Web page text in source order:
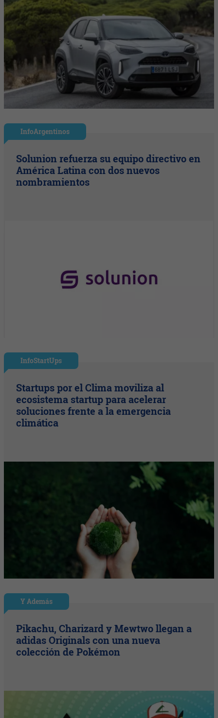
InfoArgentinos
Solunion refuerza su equipo directivo en
América Latina con dos nuevos
nombramientos
InfoStartUps
Startups por el Clima moviliza al
ecosistema startup para acelerar
soluciones frente a la emergencia
climática
Y Además
Pikachu, Charizard y Mewtwo llegan a
adidas Originals con una nueva
colección de Pokémon